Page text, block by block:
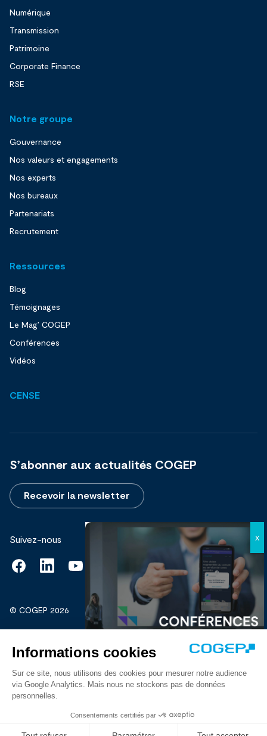
Numérique
Transmission
Patrimoine
Corporate Finance
RSE
Notre groupe
Gouvernance
Nos valeurs et engagements
Nos experts
Nos bureaux
Partenariats
Recrutement
Ressources
Blog
Témoignages
Le Mag’ COGEP
Conférences
Vidéos
CENSE
S’abonner aux actualités COGEP
Recevoir la newsletter
Suivez-nous
© COGEP 2026
Protection de vos données personnelles
Crédits
Spiriit
Découvrir